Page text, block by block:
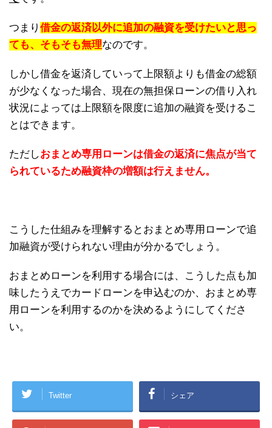
つまり 借金の返済以外に追加の融資を受けたいと思っ
ても、そもそも無理なのです。
しかし借金を返済していって上限額よりも借金の総額
が少なくなった場合、現在の無担保ローンの借り入れ
状況によっては上限額を限度に追加の融資を受けるこ
とはできます。
ただしおまとめ専用ローンは借金の返済に焦点が当て
られているため融資枠の増額は行えません。
こうした仕組みを理解するとおまとめ専用ローンで追
加融資が受けられない理由が分かるでしょう。
おまとめローンを利用する場合には、こうした点も加
味したうえでカードローンを申込むのか、おまとめ専
用ローンを利用するのかを決めるようにしてくださ
い。
Twitter シェア